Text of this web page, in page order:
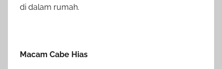
di dalam rumah.
Macam Cabe Hias